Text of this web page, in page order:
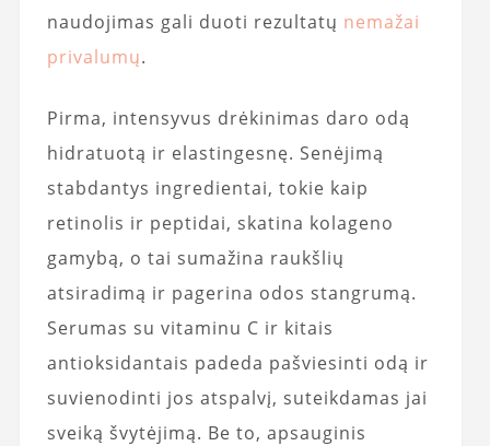
naudojimas gali duoti rezultatų nemažai
privalumų.
Pirma, intensyvus drėkinimas daro odą
hidratuotą ir elastingesnę. Senėjimą
stabdantys ingredientai, tokie kaip
retinolis ir peptidai, skatina kolageno
gamybą, o tai sumažina raukšlių
atsiradimą ir pagerina odos stangrumą.
Serumas su vitaminu C ir kitais
antioksidantais padeda pašviesinti odą ir
suvienodinti jos atspalvį, suteikdamas jai
sveiką švytėjimą. Be to, apsauginis